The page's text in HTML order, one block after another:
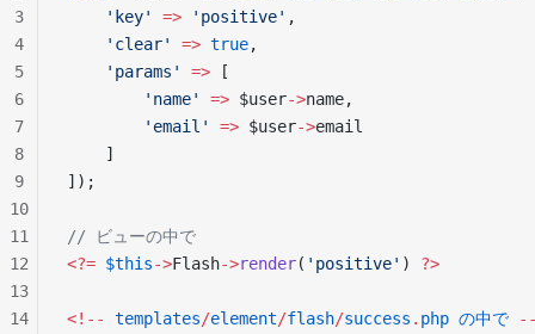
    'key'
=> 'positive' ,
    'clear'
=> true,
    'params'
=> [
        'name'
=> $user->name,
        'email'
=> $user->email
    ]
]);
// ビューの中で
<?= $this->Flash->render( 'positive' ) ?>
<!-- templates/element/flash/success . php の中で
3
4
5
6
7
8
9
10
11
12
13
14